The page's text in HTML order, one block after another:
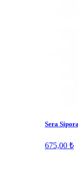
Sera
675,00 ₺